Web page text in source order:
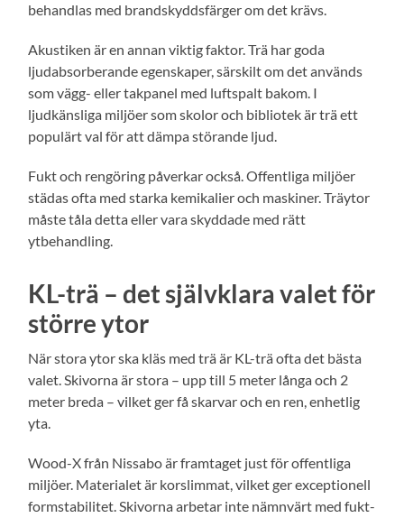
behandlas med brandskyddsfärger om det krävs.
Akustiken är en annan viktig faktor. Trä har goda
ljudabsorberande egenskaper, särskilt om det används
som vägg- eller takpanel med luftspalt bakom. I
ljudkänsliga miljöer som skolor och bibliotek är trä ett
populärt val för att dämpa störande ljud.
Fukt och rengöring påverkar också. Offentliga miljöer
städas ofta med starka kemikalier och maskiner. Träytor
måste tåla detta eller vara skyddade med rätt
ytbehandling.
KL-trä – det självklara valet för
större ytor
När stora ytor ska kläs med trä är KL-trä ofta det bästa
valet. Skivorna är stora – upp till 5 meter långa och 2
meter breda – vilket ger få skarvar och en ren, enhetlig
yta.
Wood-X från Nissabo är framtaget just för offentliga
miljöer. Materialet är korslimmat, vilket ger exceptionell
formstabilitet. Skivorna arbetar inte nämnvärt med fukt-